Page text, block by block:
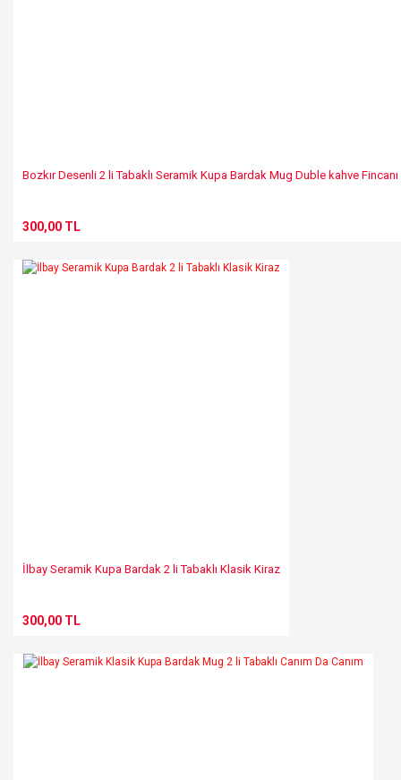
Bozkır Desenli 2 li Tabaklı Seramik Kupa Bardak Mug Duble kahve Fincanı
300,00 TL
İlbay Seramik Kupa Bardak 2 li Tabaklı Klasik Kiraz
300,00 TL